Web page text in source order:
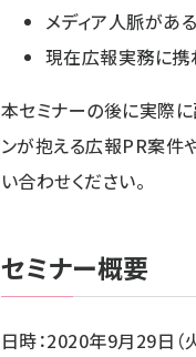
メディア人脈がある
現在広報実務に携
本セミナーの後に実際に
ンが抱える広報PR案件
い合わせください。
セミナー概要
日時：2020年9月29日（